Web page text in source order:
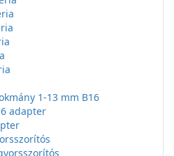
1-13 mm B16
adapter